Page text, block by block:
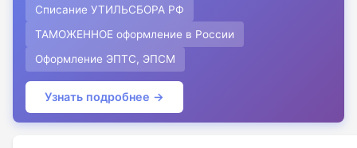
Списание УТИЛЬСБОРА РФ
ТАМОЖЕННОЕ оформление в России
Оформление ЭПТС, ЭПСМ
Узнать подробнее →